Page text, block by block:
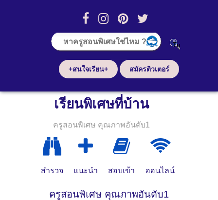
+สนใจเรียน+ สมัครติวเตอร์
เรียนพิเศษที่บ้าน
ครูสอนพิเศษ คุณภาพอันดับ1
สำรวจ แนะนำ สอบเข้า ออนไลน์
ครูสอนพิเศษ คุณภาพอันดับ1